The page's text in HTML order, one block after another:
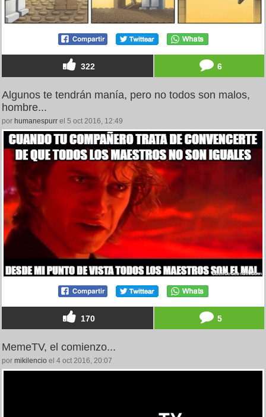
322 6
Algunos te tendrán manía, pero no todos son malos,
hombre...
por humanespurr el 5 oct 2016, 12:49
170 5
MemeTV, el comienzo...
por mikilencio el 4 oct 2016, 20:07